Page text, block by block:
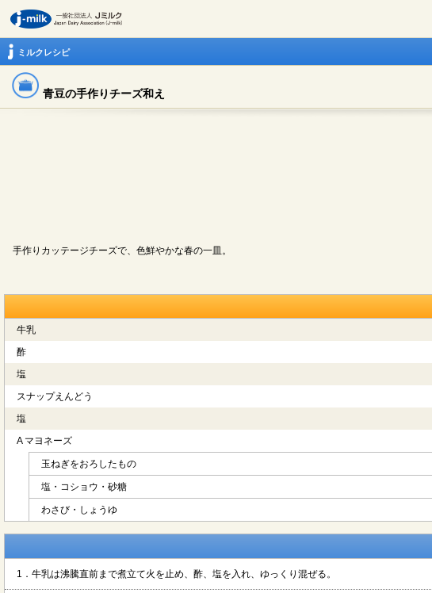
ミルクレシピ
青豆の手作りチーズ和え
手作りカッテージチーズで、色鮮やかな春の一皿。
牛乳
酢
塩
スナップえんどう
塩
A マヨネーズ
玉ねぎをおろしたもの
塩・コショウ・砂糖
わさび・しょうゆ
1．牛乳は沸騰直前まで煮立て火を止め、酢、塩を入れ、ゆっくり混ぜる。